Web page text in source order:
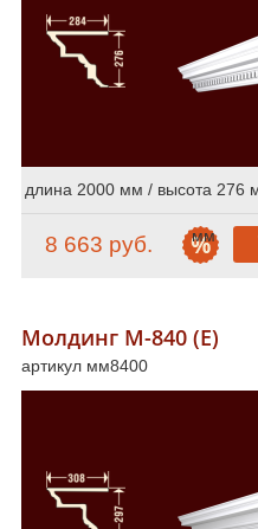
Сертификаты
Online консультации
Расширенный поиск по сайту
длина 2000 мм / высота 276
мм
8 663 руб.
Молдинг М-840 (Е)
артикул мм8400